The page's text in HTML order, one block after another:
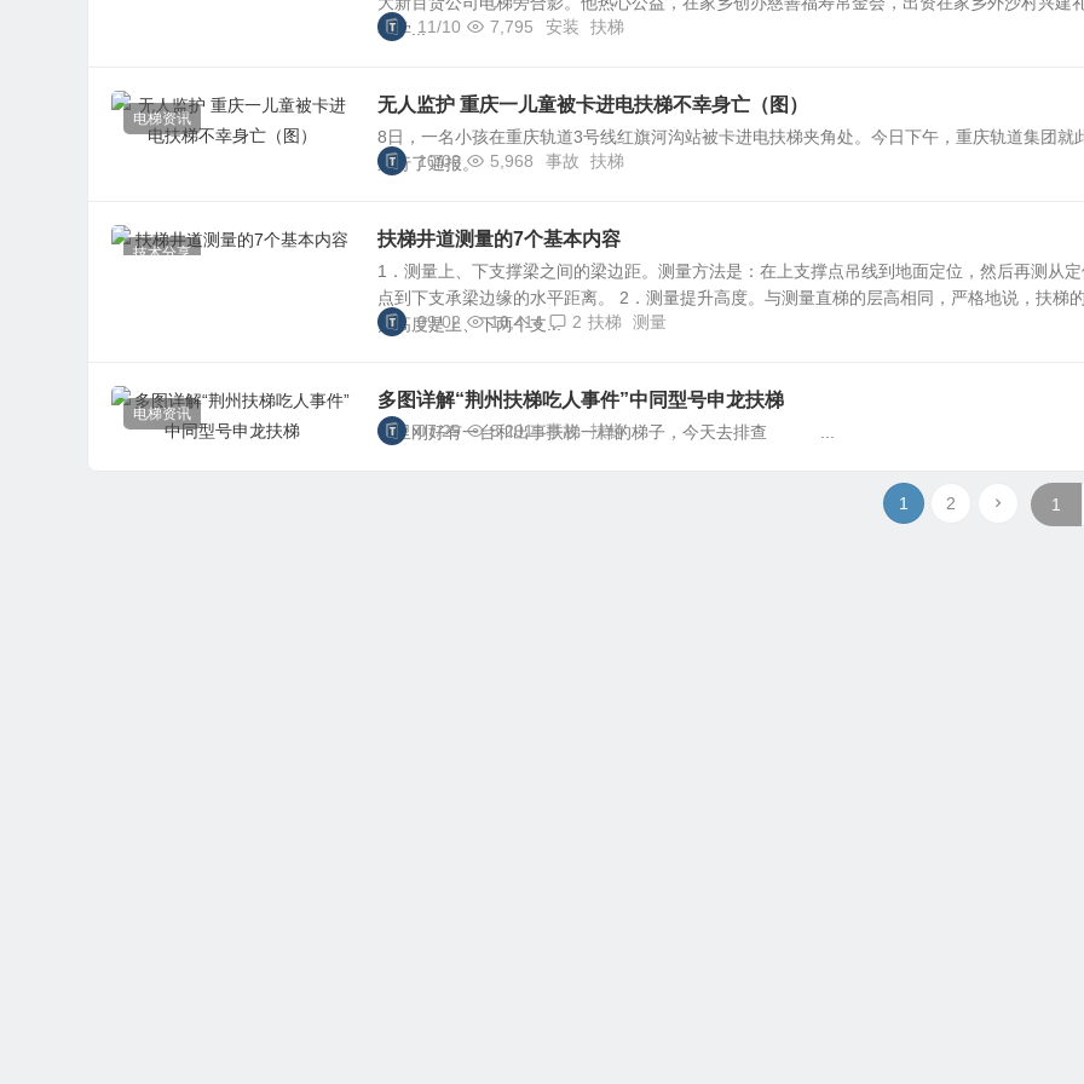
小学...11/10 7,795 安装 扶梯
电梯资讯
无人监护 重庆一儿童被卡进电扶梯不幸身亡（图）
8日，一名小孩在重庆轨道3号线红旗河沟站被卡进电扶梯夹角处。今日下午，重庆轨道集团就
进行了通报。
10/08 5,968 事故 扶梯
技术分享
扶梯井道测量的7个基本内容
1．测量上、下支撑梁之间的梁边距。测量方法是：在上支撑点吊线到地面定位，然后再测从定
点到下支承梁边缘的水平距离。 2．测量提升高度。与测量直梯的层高相同，严格地说，扶梯
升高度是上、下两个支...
09/02 10,414 2 扶梯 测量
电梯资讯
多图详解“荆州扶梯吃人事件”中同型号申龙扶梯
手里刚好有一台和出事扶梯一样的梯子，今天去排查 ...
07/29 8,201 事故 扶梯
1 2